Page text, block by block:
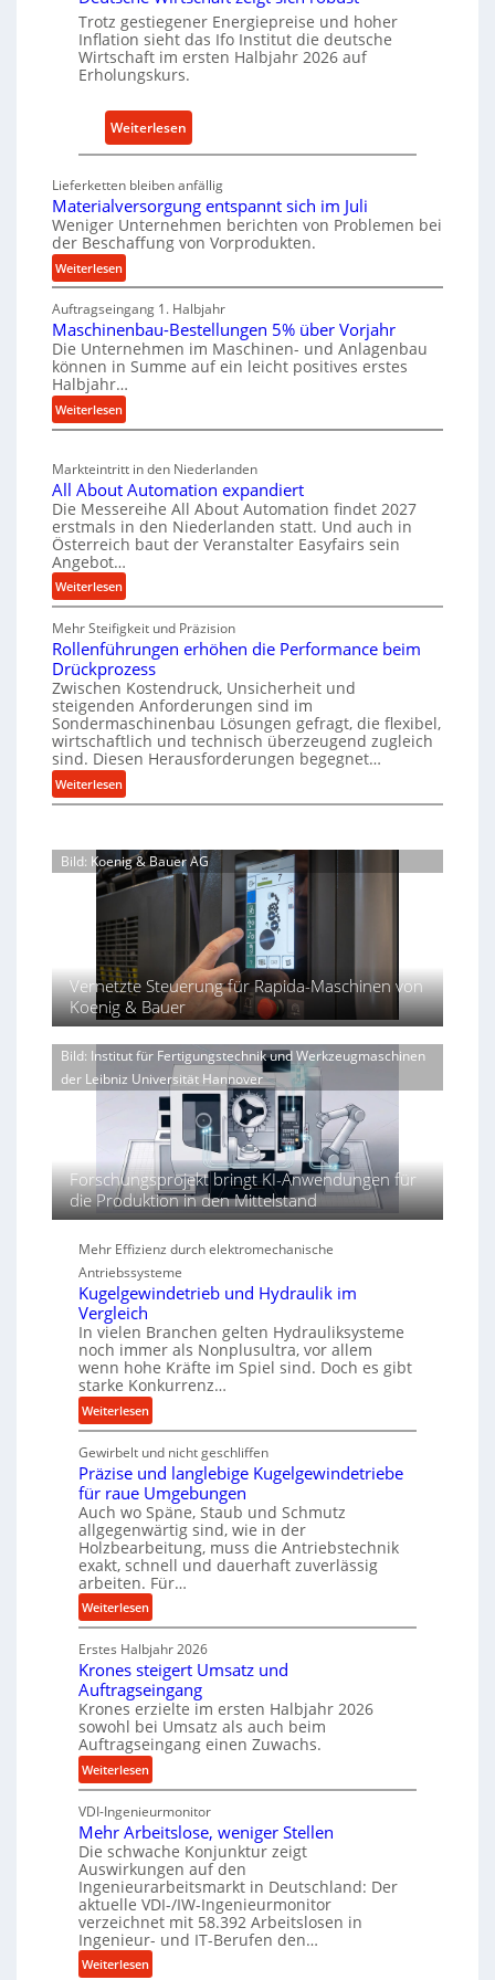
n
d
u
s
i
-
E
r
a
t
z
t
l
n
e
i
n
r
n
a
h
h
a
l
t
i
g
W
e
r
k
g
b
u
p
o
z
e
s
e
Trotz gestiegener Energiepreise und hoher
Inflation sieht das Ifo Institut die deutsche
Wirtschaft im ersten Halbjahr 2026 auf
Erholungskurs.
Weiterlesen
D
u
t
s
h
e
W
s
h
a
f
t
i
g
t
s
i
c
h
o
u
s
t
Lieferketten bleiben anfällig
Materialversorgung entspannt sich im Juli
Weniger Unternehmen berichten von Problemen bei
der Beschaffung von Vorprodukten.
Weiterlesen:
M
a
t
e
r
i
a
l
e
r
s
o
u
n
g
e
n
t
s
p
a
n
s
i
c
h
i
m
J
u
l
i
Auftragseingang 1. Halbjahr
Maschinenbau-Bestellungen 5% über Vorjahr
Die Unternehmen im Maschinen- und Anlagenbau
können in Summe auf ein leicht positives erstes
Halbjahr…
Weiterlesen:
M
s
c
h
i
n
e
n
a
u
B
e
s
t
e
l
u
n
g
n
5
%
ü
b
r
V
a
h
r
Markteintritt in den Niederlanden
All About Automation expandiert
Die Messereihe All About Automation findet 2027
erstmals in den Niederlanden statt. Und auch in
Österreich baut der Veranstalter Easyfairs sein
Angebot…
Weiterlesen:
A
l
l
A
b
o
u
t
A
u
m
a
i
o
n
e
x
p
a
d
r
t
Mehr Steifigkeit und Präzision
Rollenführungen erhöhen die Performance beim
Drückprozess
Zwischen Kostendruck, Unsicherheit und
steigenden Anforderungen sind im
Sondermaschinenbau Lösungen gefragt, die flexibel,
wirtschaftlich und technisch überzeugend zugleich
sind. Diesen Herausforderungen begegnet…
Weiterlesen:
R
l
e
f
ü
h
r
u
g
e
h
ö
h
e
n
e
P
e
r
f
o
r
m
a
n
c
e
b
e
i
m
D
r
ü
c
k
p
r
o
z
e
s
s
Bild: Koenig & Bauer AG
Vernetzte Steuerung für Rapida-Maschinen von
Koenig & Bauer
Bild: Institut für Fertigungstechnik und Werkzeugmaschinen
der Leibniz Universität Hannover
Forschungsprojekt bringt KI-Anwendungen für
die Produktion in den Mittelstand
Mehr Effizienz durch elektromechanische
Antriebssysteme
Kugelgewindetrieb und Hydraulik im
Vergleich
In vielen Branchen gelten Hydrauliksysteme
noch immer als Nonplusultra, vor allem
wenn hohe Kräfte im Spiel sind. Doch es gibt
starke Konkurrenz…
Weiterlesen:
K
u
g
e
l
g
e
w
i
n
d
e
t
r
i
e
b
u
n
d
H
y
d
r
a
u
l
Gewirbelt und nicht geschliffen
Präzise und langlebige Kugelgewindetriebe
für raue Umgebungen
Auch wo Späne, Staub und Schmutz
allgegenwärtig sind, wie in der
Holzbearbeitung, muss die Antriebstechnik
exakt, schnell und dauerhaft zuverlässig
arbeiten. Für…
Weiterlesen:
P
r
ä
z
i
s
e
u
n
d
l
a
n
g
l
e
b
Erstes Halbjahr 2026
Krones steigert Umsatz und
Auftragseingang
Krones erzielte im ersten Halbjahr 2026
sowohl bei Umsatz als auch beim
Auftragseingang einen Zuwachs.
Weiterlesen:
K
r
o
n
e
s
s
t
e
VDI-Ingenieurmonitor
Mehr Arbeitslose, weniger Stellen
Die schwache Konjunktur zeigt
Auswirkungen auf den
Ingenieurarbeitsmarkt in Deutschland: Der
aktuelle VDI-/IW-Ingenieurmonitor
verzeichnet mit 58.392 Arbeitslosen in
Ingenieur- und IT-Berufen den…
Weiterlesen: